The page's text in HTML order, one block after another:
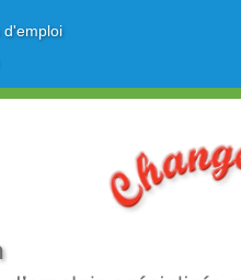
d'emploi